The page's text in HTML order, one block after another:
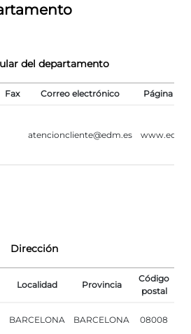
del departamento
Fax Correo electrónico Página
atencioncliente@edm.es
Dirección
Localidad Provincia
Código
postal
BARCELONA BARCELONA 08008